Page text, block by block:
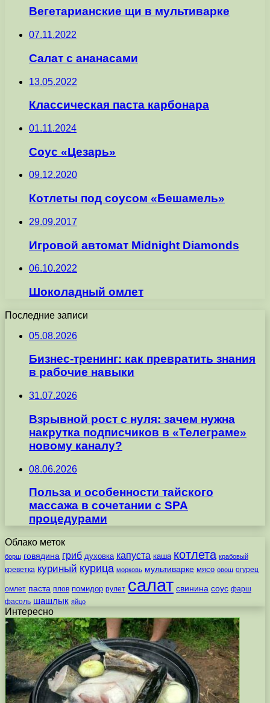
Вегетарианские щи в мультиварке
07.11.2022
Салат с ананасами
13.05.2022
Классическая паста карбонара
01.11.2024
Соус «Цезарь»
09.12.2020
Котлеты под соусом «Бешамель»
29.09.2017
Игровой автомат Midnight Diamonds
06.10.2022
Шоколадный омлет
Последние записи
05.08.2026
Бизнес-тренинг: как превратить знания
в рабочие навыки
31.07.2026
Взрывной рост с нуля: зачем нужна
накрутка подписчиков в «Телеграме»
новому каналу?
08.06.2026
Польза и особенности тайского
массажа в сочетании с SPA
процедурами
Облако меток
борщ говядина гриб духовка капуста каша котлета крабовый
креветка куриный курица морковь мультиварке мясо овощ огурец
омлет паста плов помидор рулет салат свинина соус фарш
фасоль шашлык яйцо
Интересно